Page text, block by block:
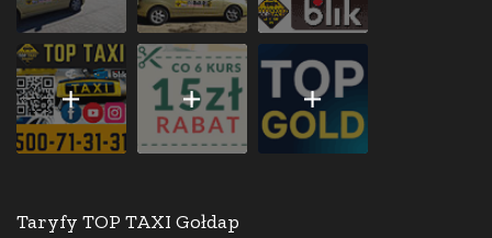
Taryfy TOP TAXI Gołdap